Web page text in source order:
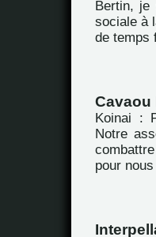
Bertin, je
sociale à
de temps
Cavaou
Koinai :
Notre
pour